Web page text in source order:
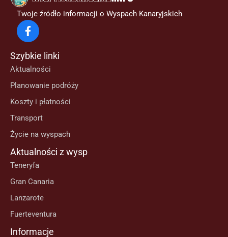
Twoje źródło informacji o Wyspach Kanaryjskich
Szybkie linki
Aktualności
Planowanie podróży
Koszty i płatności
Transport
Życie na wyspach
Aktualności z wysp
Teneryfa
Gran Canaria
Lanzarote
Fuerteventura
Informacje